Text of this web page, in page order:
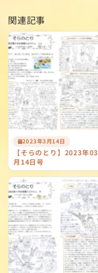
ン
関連記事
2023年3月14日
【そらのとり】2023年03
月14日号